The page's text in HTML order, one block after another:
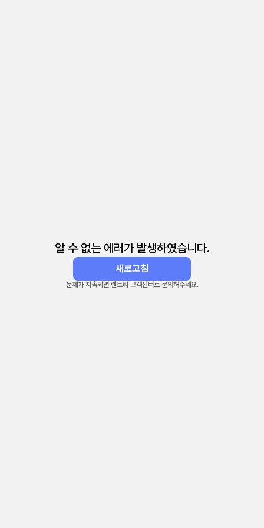
알 수 없는 에러가 발생하였습니다.
새로고침
문제가 지속되면 렌트리 고객센터로 문의해주세요.